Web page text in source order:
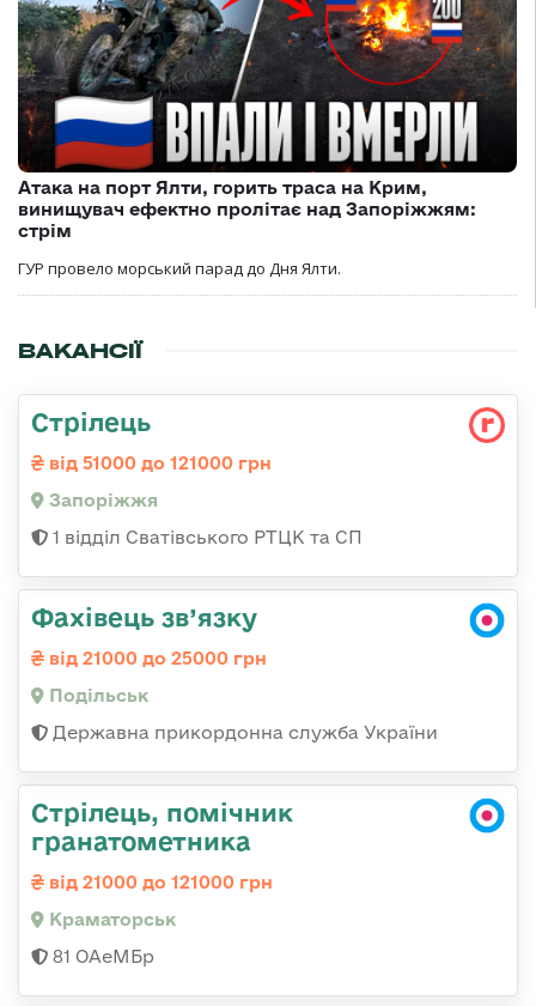
Атака на порт Ялти, горить траса на Крим,
винищувач ефектно пролітає над Запоріжжям:
стрім
ГУР провело морський парад до Дня Ялти.
ВАКАНСІЇ
Стрілець
від 51000 до 121000 грн
Запоріжжя
1 відділ Сватівського РТЦК та СП
Фахівець зв’язку
від 21000 до 25000 грн
Подільськ
Державна прикордонна служба України
Стрілець, помічник
гранатометника
від 21000 до 121000 грн
Краматорськ
81 ОАеМБр